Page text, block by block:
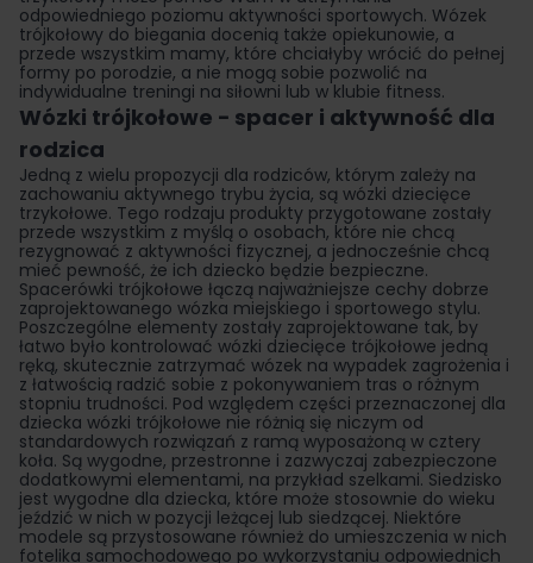
odpowiedniego poziomu aktywności sportowych. Wózek
trójkołowy do biegania docenią także opiekunowie, a
przede wszystkim mamy, które chciałyby wrócić do pełnej
formy po porodzie, a nie mogą sobie pozwolić na
indywidualne treningi na siłowni lub w klubie fitness.
Wózki trójkołowe − spacer i aktywność dla
rodzica
Jedną z wielu propozycji dla rodziców, którym zależy na
zachowaniu aktywnego trybu życia, są wózki dziecięce
trzykołowe. Tego rodzaju produkty przygotowane zostały
przede wszystkim z myślą o osobach, które nie chcą
rezygnować z aktywności fizycznej, a jednocześnie chcą
mieć pewność, że ich dziecko będzie bezpieczne.
Spacerówki trójkołowe łączą najważniejsze cechy dobrze
zaprojektowanego wózka miejskiego i sportowego stylu.
Poszczególne elementy zostały zaprojektowane tak, by
łatwo było kontrolować wózki dziecięce trójkołowe jedną
ręką, skutecznie zatrzymać wózek na wypadek zagrożenia i
z łatwością radzić sobie z pokonywaniem tras o różnym
stopniu trudności. Pod względem części przeznaczonej dla
dziecka wózki trójkołowe nie różnią się niczym od
standardowych rozwiązań z ramą wyposażoną w cztery
koła. Są wygodne, przestronne i zazwyczaj zabezpieczone
dodatkowymi elementami, na przykład szelkami. Siedzisko
jest wygodne dla dziecka, które może stosownie do wieku
jeździć w nich w pozycji leżącej lub siedzącej. Niektóre
modele są przystosowane również do umieszczenia w nich
fotelika samochodowego po wykorzystaniu odpowiednich